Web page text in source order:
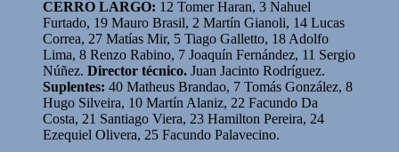
CERRO LARGO: 12 Tomer Haran, 3 Nahuel
Furtado, 19 Mauro Brasil, 2 Martín Gianoli, 14 Lucas
Correa, 27 Matías Mir, 5 Tiago Galletto, 18 Adolfo
Lima, 8 Renzo Rabino, 7 Joaquín Fernández, 11 Sergio
Núñez. Director técnico. Juan Jacinto Rodríguez.
Suplentes: 40 Matheus Brandao, 7 Tomás González, 8
Hugo Silveira, 10 Martín Alaniz, 22 Facundo Da
Costa, 21 Santiago Viera, 23 Hamilton Pereira, 24
Ezequiel Olivera, 25 Facundo Palavecino.